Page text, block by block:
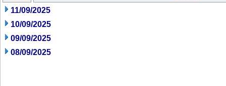
11/09/2025
10/09/2025
09/09/2025
08/09/2025